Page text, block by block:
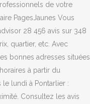
de votre
PagesJaunes Vous
28 456 avis sur 348
quartier, etc. Avec
bonnes adresses situées
à partir du
lundi à Pontarlier :
Consultez les avis